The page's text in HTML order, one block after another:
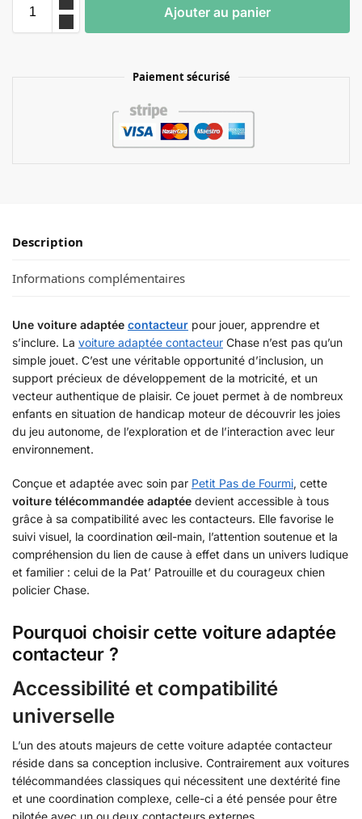
Ajouter au panier
Paiement sécurisé
Description
Informations complémentaires
Une voiture adaptée contacteur pour jouer, apprendre et
s’inclure. La voiture adaptée contacteur Chase n’est pas qu’un
simple jouet. C’est une véritable opportunité d’inclusion, un
support précieux de développement de la motricité, et un
vecteur authentique de plaisir. Ce jouet permet à de nombreux
enfants en situation de handicap moteur de découvrir les joies
du jeu autonome, de l’exploration et de l’interaction avec leur
environnement.
Conçue et adaptée avec soin par Petit Pas de Fourmi, cette
voiture télécommandée adaptée devient accessible à tous
grâce à sa compatibilité avec les contacteurs. Elle favorise le
suivi visuel, la coordination œil-main, l’attention soutenue et la
compréhension du lien de cause à effet dans un univers ludique
et familier : celui de la Pat’ Patrouille et du courageux chien
policier Chase.
Pourquoi choisir cette voiture adaptée
contacteur ?
Accessibilité et compatibilité
universelle
L’un des atouts majeurs de cette voiture adaptée contacteur
réside dans sa conception inclusive. Contrairement aux voitures
télécommandées classiques qui nécessitent une dextérité fine
et une coordination complexe, celle-ci a été pensée pour être
pilotée avec un ou deux contacteurs externes.